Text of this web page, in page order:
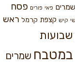
פאי פורים פסח
קיש קצפת קרמל ראש
שבועות
שמרים